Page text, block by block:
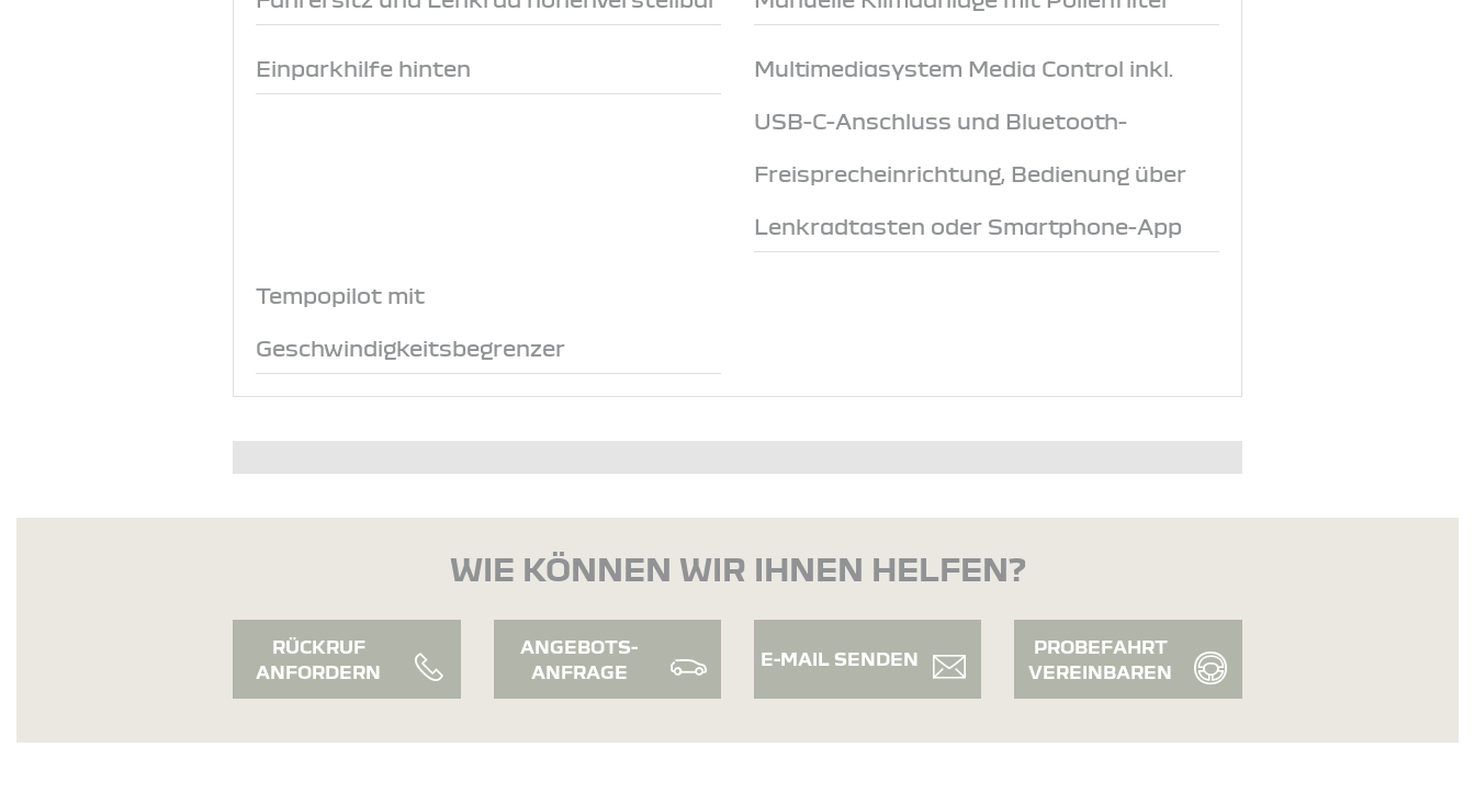
Einparkhilfe hinten Multimediasystem Media Control inkl.
USB-C-Anschluss und Bluetooth-
Freisprecheinrichtung, Bedienung über
Lenkradtasten oder Smartphone-App
Tempopilot mit
Geschwindigkeitsbegrenzer
WIE KÖNNEN WIR IHNEN HELFEN?
RÜCKRUF
ANFORDERN
ANGEBOTS-
ANFRAGE
E-MAIL SENDEN
PROBEFAHRT
VEREINBAREN